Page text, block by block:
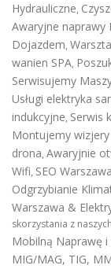
Hydrauliczne,
Awaryjne naprawy
Dojazdem,
wanien SPA,
Serwisujemy
Usługi elektryka
indukcyjne, Serwis
Montujemy
drona, Awaryjnie
Wifi, SEO Warszawa
Odgrzybianie
Warszawa &
skorzystania z
Mobilną Naprawę
MIG/MAG, TIG,